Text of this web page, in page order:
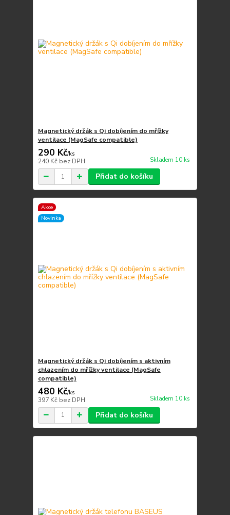
Magnetický držák s Qi dobíjením do mřížky
ventilace (MagSafe compatible)
290 Kč/ks
240 Kč bez DPH Skladem 10 ks
Přidat do košíku
Akce
Novinka
Magnetický držák s Qi dobíjením s aktivním
chlazením do mřížky ventilace (MagSafe
compatible)
480 Kč/ks
397 Kč bez DPH Skladem 10 ks
Přidat do košíku